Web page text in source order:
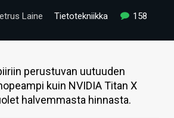
Laine Tietotekniikka 158
perustuvan uutuuden
kuin NVIDIA Titan X
halvemmasta hinnasta.